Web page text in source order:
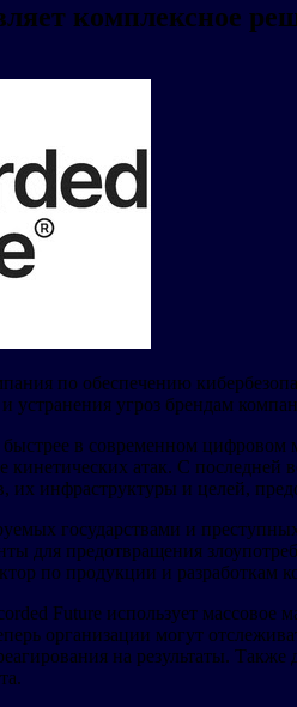
комплексное
по обеспечению
устранения угроз брендам
быстрее в современном
атак. С
их инфраструктуры и целей,
государствами и
для предотвращения
по продукции и разработкам
Future использует
организации могут
на результаты.